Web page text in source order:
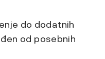
do dodatnih
od posebnih